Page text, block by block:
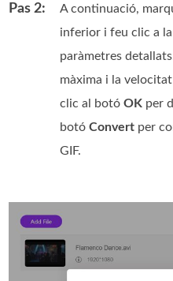
Pas 2: A continuació,
inferior i feu clic a
paràmetres
màxima i la
clic al botóOK per
botóConvert per
GIF.